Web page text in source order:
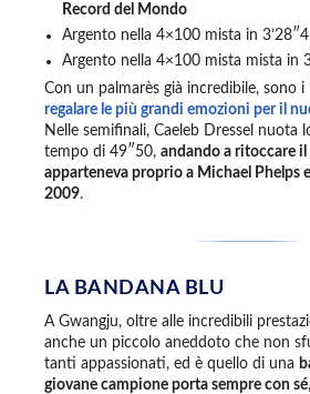
Record del Mondo
Argento nella 4×100 mista in
Argento nella 4×100 mista mista in
Con un palmarès già incredibile, sono i
regalare le più grandi emozioni per il
Nelle semifinali, Caeleb Dressel nuota
tempo di 49″50, andando a ritoccare
apparteneva proprio a Michael Phelps
2009.
LA BANDANA BLU
A Gwangju, oltre alle incredibili
anche un piccolo aneddoto che non
tanti appassionati, ed è quello di una
giovane campione porta sempre con sé